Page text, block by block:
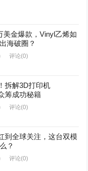
美金爆款，Vinyl乙烯如
海破圈？
评论(0)
拆解3D打印机
筹成功秘籍
评论(0)
到全球关注，这台双模
？
评论(0)